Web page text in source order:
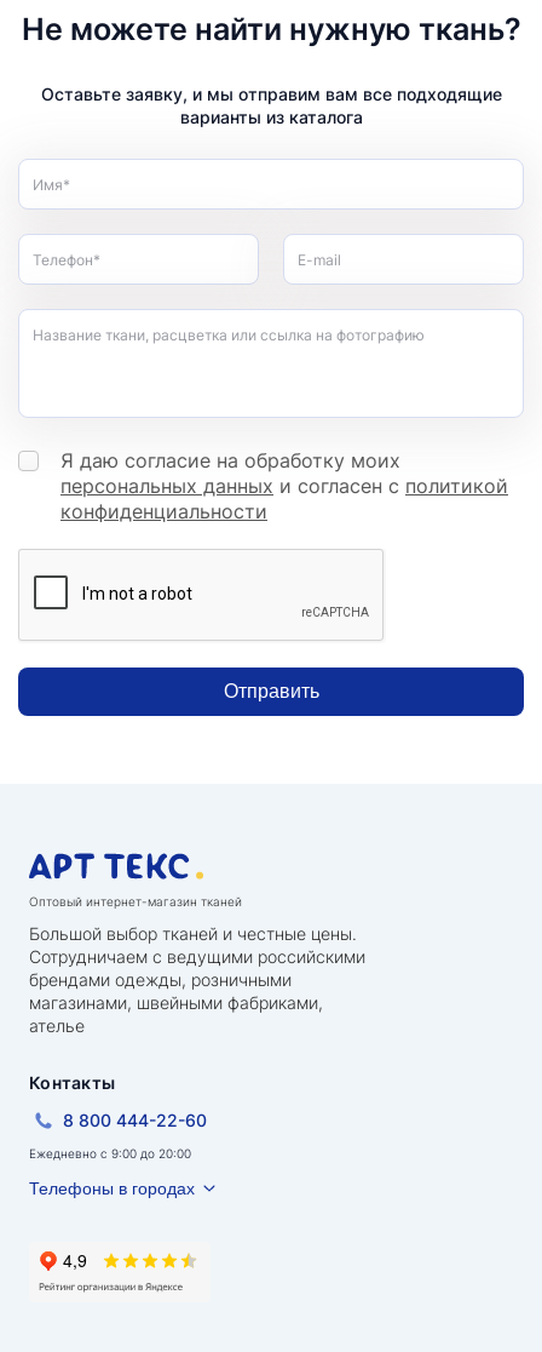
Не можете найти нужную ткань?
Оставьте заявку, и мы отправим вам все подходящие
варианты из каталога
Имя*
Телефон* E-mail
Название ткани, расцветка или ссылка на фотографию
Я даю согласие на обработку моих
персональных данных и согласен с политикой
конфиденциальности
Отправить
Оптовый интернет-магазин тканей
Большой выбор тканей и честные цены.
Сотрудничаем с ведущими российскими
брендами одежды, розничными
магазинами, швейными фабриками,
ателье
Контакты
8 800 444-22-60
Ежедневно с 9:00 до 20:00
Телефоны в городах